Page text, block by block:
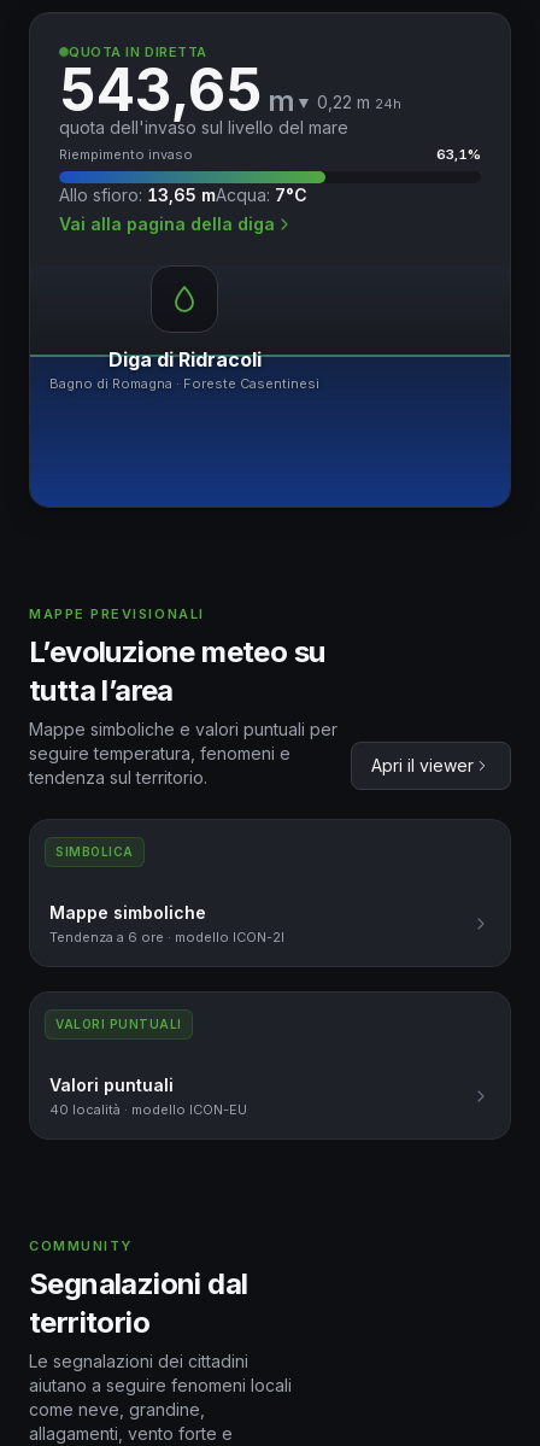
QUOTA IN DIRETTA
543,65 m ▼ 0,22 m 24h
quota dell'invaso sul livello del mare
Riempimento invaso 63,1%
Allo sfioro: 13,65 mAcqua: 7°C
Vai alla pagina della diga
Diga di Ridracoli
Bagno di Romagna · Foreste Casentinesi
MAPPE PREVISIONALI
L’evoluzione meteo su
tutta l’area
Mappe simboliche e valori puntuali per
seguire temperatura, fenomeni e
tendenza sul territorio.
Apri il viewer
SIMBOLICA
Mappe simboliche
Tendenza a 6 ore · modello ICON-2I
VALORI PUNTUALI
Valori puntuali
40 località · modello ICON-EU
COMMUNITY
Segnalazioni dal
territorio
Le segnalazioni dei cittadini
aiutano a seguire fenomeni locali
come neve, grandine,
allagamenti, vento forte e